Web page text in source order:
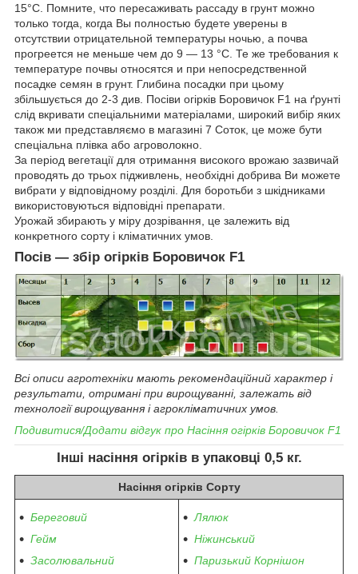
15°С. Помните, что пересаживать рассаду в грунт можно
только тогда, когда Вы полностью будете уверены в
отсутствии отрицательной температуры ночью, а почва
прогреется не меньше чем до 9 ― 13 °С. Те же требования к
температуре почвы относятся и при непосредственной
посадке семян в грунт. Глибина посадки при цьому
збільшується до 2-3 див. Посіви огірків Боровичок F1 на ґрунті
слід вкривати спеціальними матеріалами, широкий вибір яких
також ми представляємо в магазині 7 Соток, це може бути
спеціальна плівка або агроволокно.
За період вегетації для отримання високого врожаю зазвичай
проводять до трьох підживлень, необхідні добрива Ви можете
вибрати у відповідному розділі. Для боротьби з шкідниками
використовуються відповідні препарати.
Урожай збирають у міру дозрівання, це залежить від
конкретного сорту і кліматичних умов.
Посів ― збір огірків Боровичок F1
Всі описи агротехніки мають рекомендаційний характер і
результати, отримані при вирощуванні, залежать від
технології вирощування і агрокліматичних умов.
Подивитися/Додати відгук про Насіння огірків Боровичок F1
Інші насіння огірків в упаковці 0,5 кг.
Насіння огірків Сорту
Береговий
Гейм
Засолювальний
Лялюк
Ніжинський
Паризький Корнішон